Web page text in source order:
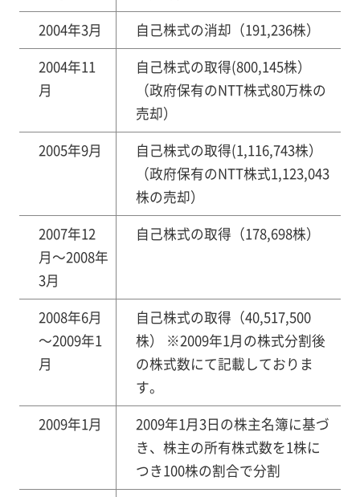
2004年3月
自己株式の消却（191,236株）
2004年11
月
自己株式の取得(800,145株）
（政府保有のNTT株式80万株の
売却）
2005年9月
自己株式の取得(1,116,743株）
（政府保有のNTT株式1,123,043
株の売却）
2007年12
月～2008年
3月
自己株式の取得（178,698株）
2008年6月
～2009年1
月
自己株式の取得（40,517,500
株） ※2009年1月の株式分割後
の株式数にて記載しておりま
す。
2009年1月
2009年1月3日の株主名簿に基づ
き、株主の所有株式数を1株に
つき100株の割合で分割